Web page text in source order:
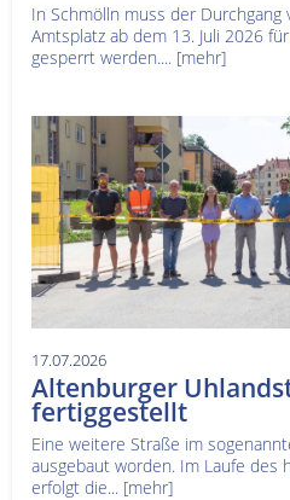
In Schmölln muss der
Amtsplatz ab dem 13. Juli 2026
gesperrt werden.... [mehr]
17.07.2026
Altenburger
fertiggestellt
Eine weitere Straße im
ausgebaut worden. Im Laufe des
erfolgt die... [mehr]